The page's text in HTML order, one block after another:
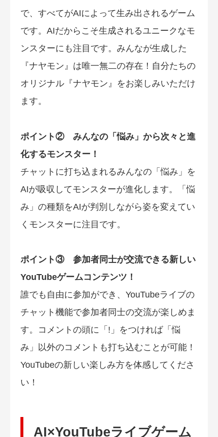
で、すべてがAIによって生み出されるゲーム
です。AIだからこそ生成されるユニークなモ
ンスターにも注目です。みんなが生成した
『ナヤモン』は唯一無二の存在！自分たちの
オリジナル『ナヤモン』をお楽しみいただけ
ます。
ポイント② みんなの「悩み」から次々と進
化するモンスター！
チャットに打ち込まれるみんなの「悩み」を
AIが吸収してモンスターが進化します。「悩
み」の種類をAIが判別しながら姿を変えてい
くモンスターに注目です。
ポイント③ 参加者同士が交流できる新しい
YouTubeゲームコンテンツ！
誰でも自由に参加ができ、YouTubeライブの
チャット機能で参加者同士の交流が楽しめま
す。コメントの頭に「!」をつければ「悩
み」以外のコメントも打ち込むことが可能！
YouTubeの新しい楽しみ方を体感してくださ
い！
AI×YouTubeライブゲーム